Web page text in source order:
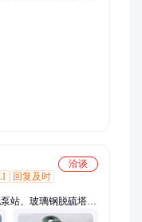
板、玻璃钢化粪池、
腐、玻璃钢风机、玻
璃钢花盆、玻璃钢水
硝酸罐、玻璃钢储
钢化工罐、玻璃钢一
洽谈
回复及时
站、玻璃钢脱硫塔、
玻璃钢鱼池、玻璃钢